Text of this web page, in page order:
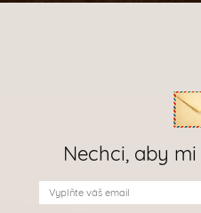
Nechci, aby mi